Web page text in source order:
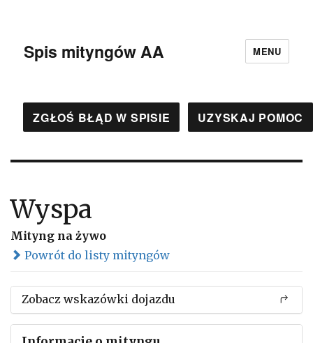
Spis mityngów AA MENU
ZGŁOŚ BŁĄD W SPISIE UZYSKAJ POMOC
Wyspa
Mityng na żywo
Powrót do listy mityngów
Zobacz wskazówki dojazdu